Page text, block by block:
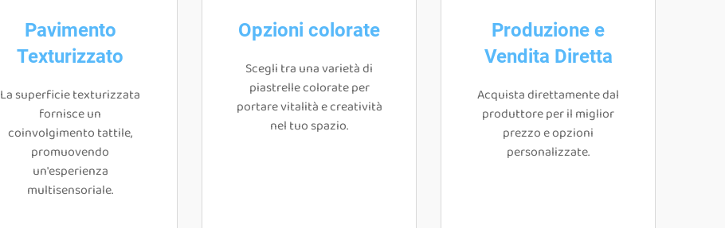
Pavimento
Texturizzato
La superficie texturizzata
fornisce un
coinvolgimento tattile,
promuovendo
un'esperienza
multisensoriale.
Opzioni colorate
Scegli tra una varietà di
piastrelle colorate per
portare vitalità e creatività
nel tuo spazio.
Produzione e
Vendita Diretta
Acquista direttamente dal
produttore per il miglior
prezzo e opzioni
personalizzate.